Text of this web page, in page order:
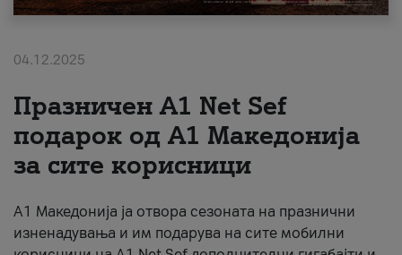
Поддршка
Надополни кредит
За нас
#ПодобарОнлајн
04.12.2025
Празничен A1 Net Sеf
подарок од А1 Македонија
за сите корисници
А1 Македонија ја отвора сезоната на празнични
изненадувања и им подарува на сите мобилни